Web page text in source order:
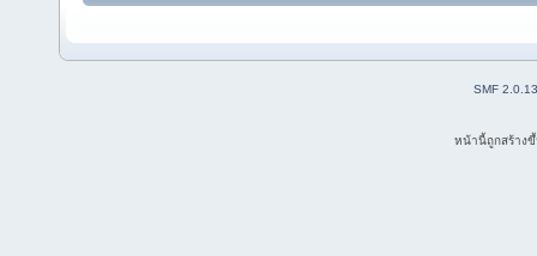
SMF 2.0.13
หน้านี้ถูกสร้าง